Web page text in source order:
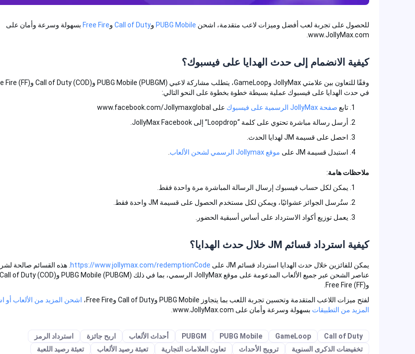
للحصول على تجربة لعب أفضل وميزات لاعب متقدمة، اشحنPUBG MobileوCall of Dutyو Free Fire بسهولة وسرعة وأمان على
www.JollyMax.com.
كيفية الانضمام إلى حدث الهدايا على فيسبوك؟
وفقًا للتعاون بين علامتي JollyMax وGameLoop، يتطلب مشاركة لاعبي PUBG Mobile (PUBGM) وCall of Duty (COD) وFree Fire (FF)
في حدث الهدايا على فيسبوك عملية بسيطة خطوة بخطوة على النحو التالي:
تابع صفحة JollyMax الرسمية على فيسبوك
على www.facebook.com/Jollymaxglobal
أرسل رسالة مباشرة تحتوي على كلمة “Loopdrop” إلى JollyMax Facebook.
احصل على قسيمة JM لهدايا الحدث.
استبدل قسيمة JM على
موقع Jollymax الرسمي لشحن الألعاب .
ملاحظات هامة :
يمكن لكل حساب فيسبوك إرسال الرسالة المباشرة مرة واحدة فقط.
ستُرسل الجوائز عشوائيًا، ويمكن لكل مستخدم الحصول على قسيمة JM واحدة فقط.
يعمل توزيع أكواد الاسترداد على أساس أسبقية الحضور.
كيفية استرداد قسائم JM خلال حدث الهدايا؟
يمكن للفائزين خلال حدث الهدايا استرداد قسائم JM على https://www.jollymax.com/redemptionCode. هذه القسائم صالحة لشراء
عناصر الشحن عبر جميع الألعاب المدعومة على موقع JollyMax الرسمي، بما في ذلك PUBG Mobile (PUBGM) وCall of Duty (COD)
لفتح ميزات اللاعب المتقدمة وتحسين تجربة اللعب بما يتجاوز PUBG Mobile وCall of Duty وFree Fire،
اشحن المزيد من الألعاب أو اشحن
المزيد من التطبيقاتبسهولة وسرعة وأمان على www.JollyMax.com.
Call of Duty
GameLoop
PUBG Mobile
PUBGM أحداث الألعاب اربح جائزة
استرداد الرمز
تخفيضات الذكرى السنوية
ترويج الأحداث تعاون العلامات التجارية تعبئة رصيد الألعاب
تعبئة رصيد اللعبة